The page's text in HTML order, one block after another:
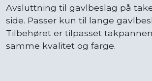
Avsluttning til gavlbeslag på
side. Passer kun til lange
Tilbehøret er tilpasset
samme kvalitet og farge.